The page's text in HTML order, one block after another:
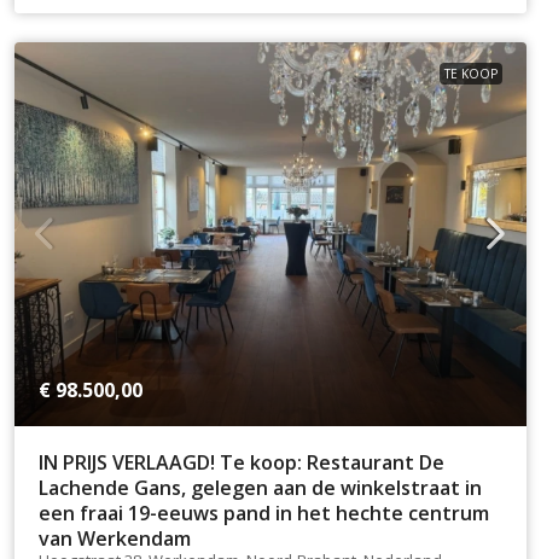
TE KOOP
€ 98.500,00
IN PRIJS VERLAAGD! Te koop: Restaurant De
Lachende Gans, gelegen aan de winkelstraat in
een fraai 19-eeuws pand in het hechte centrum
van Werkendam